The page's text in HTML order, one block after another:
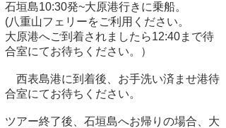
石垣島10:30発~大原港行きに乗船。
(八重山フェリーをご利用ください。
大原港へご到着されましたら12:40まで待
合室にてお待ちください。）
​ 西表島港に到着後、お手洗い済ませ港待
合室にてお待ちください。
ツアー終了後、石垣島へお帰りの場合、大